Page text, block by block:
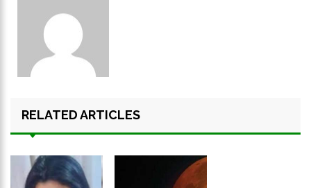
RELATED ARTICLES